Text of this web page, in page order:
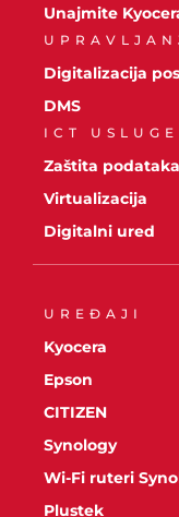
Unajmite
Digitalizacija
DMS
ICT USLUGE
Zaštita podataka
Virtualizacija
Digitalni ured
UREĐAJI
Kyocera
Epson
CITIZEN
Synology
Wi-Fi ruteri
Plustek